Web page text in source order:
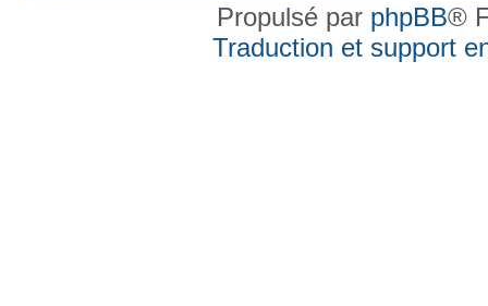
Propulsé par phpBB®
Traduction et support